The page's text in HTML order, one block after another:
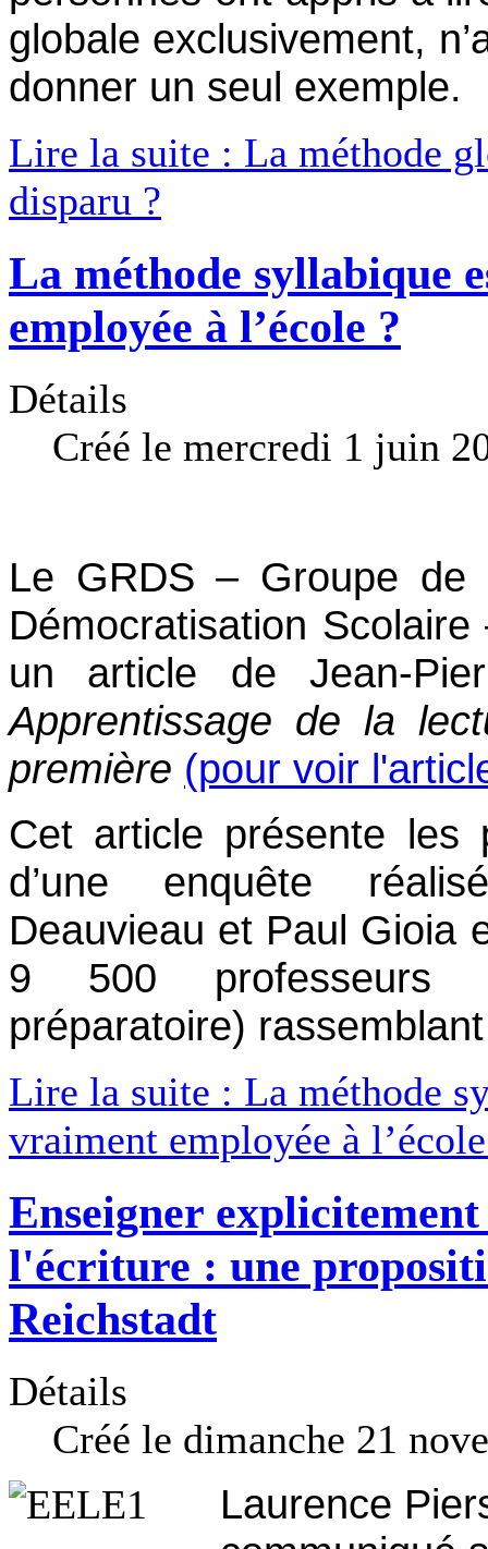
globale exclusivement,
donner un seul exemple.
Lire la suite : La méthode
disparu ?
La méthode syllabique
employée à l’école ?
Détails
Créé le mercredi 1 juin
Le GRDS – Groupe de
Démocratisation
un article de Jean-
Apprentissage de la
première (pour voir
Cet article présente les
d’une enquête
Deauvieau et Paul Gioia
9 500 professeurs
préparatoire)
Lire la suite : La méthode
vraiment employée à
Enseigner
l'écriture : une
Reichstadt
Détails
Créé le dimanche 21
Laurence